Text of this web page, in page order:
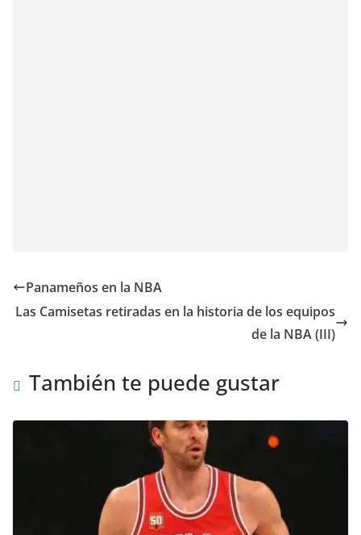
Panameños en la NBA
Las Camisetas retiradas en la historia de los equipos
de la NBA (III)
También te puede gustar